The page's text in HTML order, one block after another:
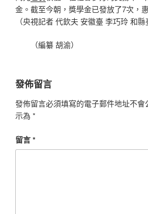
金。截至今朝，獎學金已發放了7次，
（央視記者 代欽夫 安徽臺 李巧玲 和縣
（編纂 胡渝）
發佈留言
發佈留言必須填寫的電子郵件地址不會
示為 *
留言*